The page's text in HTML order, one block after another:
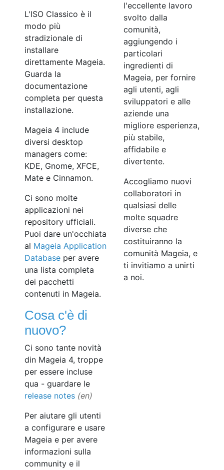
L'ISO Classico è il
modo più
stradizionale di
installare
direttamente Mageia.
Guarda la
documentazione
completa per questa
installazione.
Mageia 4 include
diversi desktop
managers come:
KDE, Gnome, XFCE,
Mate e Cinnamon.
Ci sono molte
applicazioni nei
repository ufficiali.
Puoi dare un'occhiata
al Mageia Application
Database per avere
una lista completa
dei pacchetti
contenuti in Mageia.
Cosa c'è di
nuovo?
Ci sono tante novità
din Mageia 4, troppe
per essere incluse
qua - guardare le
release notes
Per aiutare gli utenti
a configurare e usare
Mageia e per avere
informazioni sulla
community e il
l'eccellente lavoro
svolto dalla
comunità,
aggiungendo i
particolari
ingredienti di
Mageia, per fornire
agli utenti, agli
sviluppatori e alle
aziende una
migliore esperienza,
più stabile,
affidabile e
divertente.
Accogliamo nuovi
collaboratori in
qualsiasi delle
molte squadre
diverse che
costituiranno la
comunità Mageia, e
ti invitiamo a unirti
a noi.